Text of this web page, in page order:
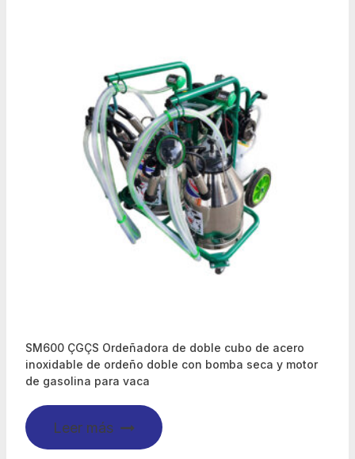
SM600 ÇGÇS Ordeñadora de doble cubo de acero
inoxidable de ordeño doble con bomba seca y motor
de gasolina para vaca
Leer más